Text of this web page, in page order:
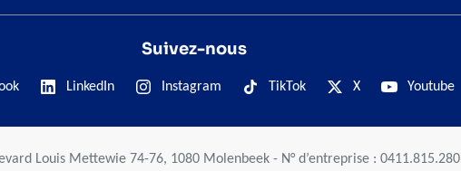
Suivez-nous
LinkedIn Instagram TikTok X Youtube
Louis Mettewie 74-76, 1080 Molenbeek - N° d’entreprise : 0411.815.280